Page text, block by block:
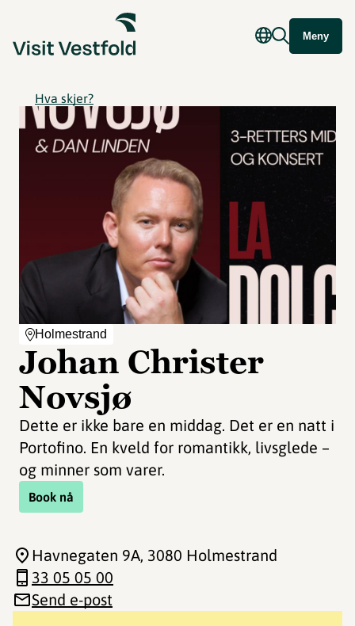
Meny
Hva skjer?
Holmestrand
Johan Christer
Novsjø
Dette er ikke bare en middag. Det er en natt i
Portofino. En kveld for romantikk, livsglede –
og minner som varer.
Book nå
Havnegaten 9A, 3080 Holmestrand
33 05 05 00
Send e-post